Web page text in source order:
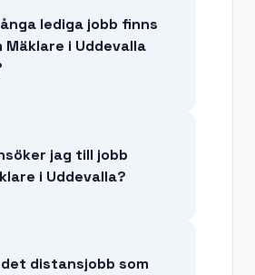
lediga jobb finns
Mäklare i Uddevalla
jag till jobb
i Uddevalla?
det distansjobb som